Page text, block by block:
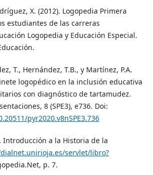
X. (2012). Logopedia Primera
estudiantes de las carreras
Logopedia y Educación Especial.
T., Hernández, T.B., y Martínez, P.A.
logopédico en la inclusión educativa
con diagnóstico de tartamudez.
8 (SPE3), e736. Doi:
pyr2020.v8nSPE3.736
Introducción a la Historia de la
servlet/libro?
p. 7.